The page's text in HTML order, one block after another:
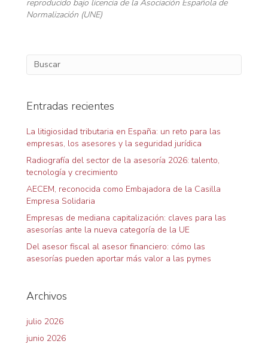
reproducido bajo licencia de la Asociación Española de
Normalización (UNE)
Entradas recientes
La litigiosidad tributaria en España: un reto para las
empresas, los asesores y la seguridad jurídica
Radiografía del sector de la asesoría 2026: talento,
tecnología y crecimiento
AECEM, reconocida como Embajadora de la Casilla
Empresa Solidaria
Empresas de mediana capitalización: claves para las
asesorías ante la nueva categoría de la UE
Del asesor fiscal al asesor financiero: cómo las
asesorías pueden aportar más valor a las pymes
Archivos
julio 2026
junio 2026